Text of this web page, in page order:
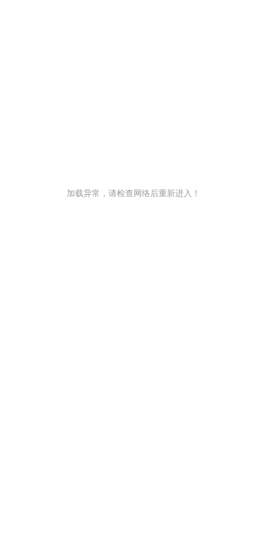
加载异常，请检查网络后重新进入！